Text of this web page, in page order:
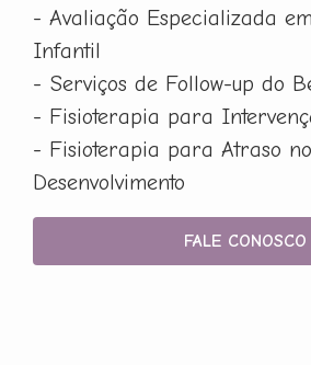
- Avaliação Especializada
Infantil
- Serviços de Follow-up do
- Fisioterapia para
- Fisioterapia para Atraso no
Desenvolvimento
FALE CONOSCO